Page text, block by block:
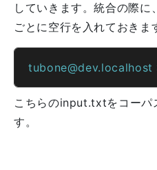
していきます。統合の際
ごとに空行を入れておきま
tubone@dev.localhost
こちらのinput.txtをコーパ
す。